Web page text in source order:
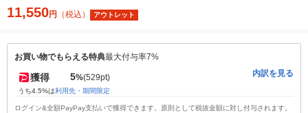
11,550円 （税込） アウトレット
お買い物でもらえる特典最大付与率7%
獲得 5%(529pt)
うち4.5%は利用先・期間限定
内訳を見る
ログイン&全額PayPay支払いで獲得できます。原則として税抜金額に対し付与されます。